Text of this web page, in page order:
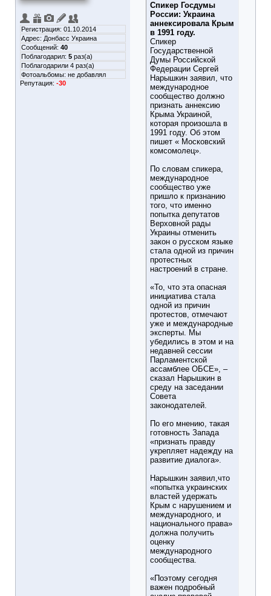
Регистрация: 01.10.2014
Адрес: Донбасс Украина
Сообщений: 40
Поблагодарил: 5 раз(а)
Поблагодарили 4 раз(а)
Фотоальбомы: не добавлял
Репутация: -30
Спикер Госдумы
России: Украина
аннексировала Крым
в 1991 году.
Спикер
Государственной
Думы Российской
Федерации Сергей
Нарышкин заявил, что
международное
сообщество должно
признать аннексию
Крыма Украиной,
которая произошла в
1991 году. Об этом
пишет « Московский
комсомолец».
По словам спикера,
международное
сообщество уже
пришло к признанию
того, что именно
попытка депутатов
Верховной рады
Украины отменить
закон о русском языке
стала одной из причин
протестных
настроений в стране.
«То, что эта опасная
инициатива стала
одной из причин
протестов, отмечают
уже и международные
эксперты. Мы
убедились в этом и на
недавней сессии
Парламентской
ассамблее ОБСЕ», –
сказал Нарышкин в
среду на заседании
Совета
законодателей.
По его мнению, такая
готовность Запада
«признать правду
укрепляет надежду на
развитие диалога».
Нарышкин заявил,что
«попытка украинских
властей удержать
Крым с нарушением и
международного, и
национального права»
должна получить
оценку
международного
сообщества.
«Поэтому сегодня
важен подробный